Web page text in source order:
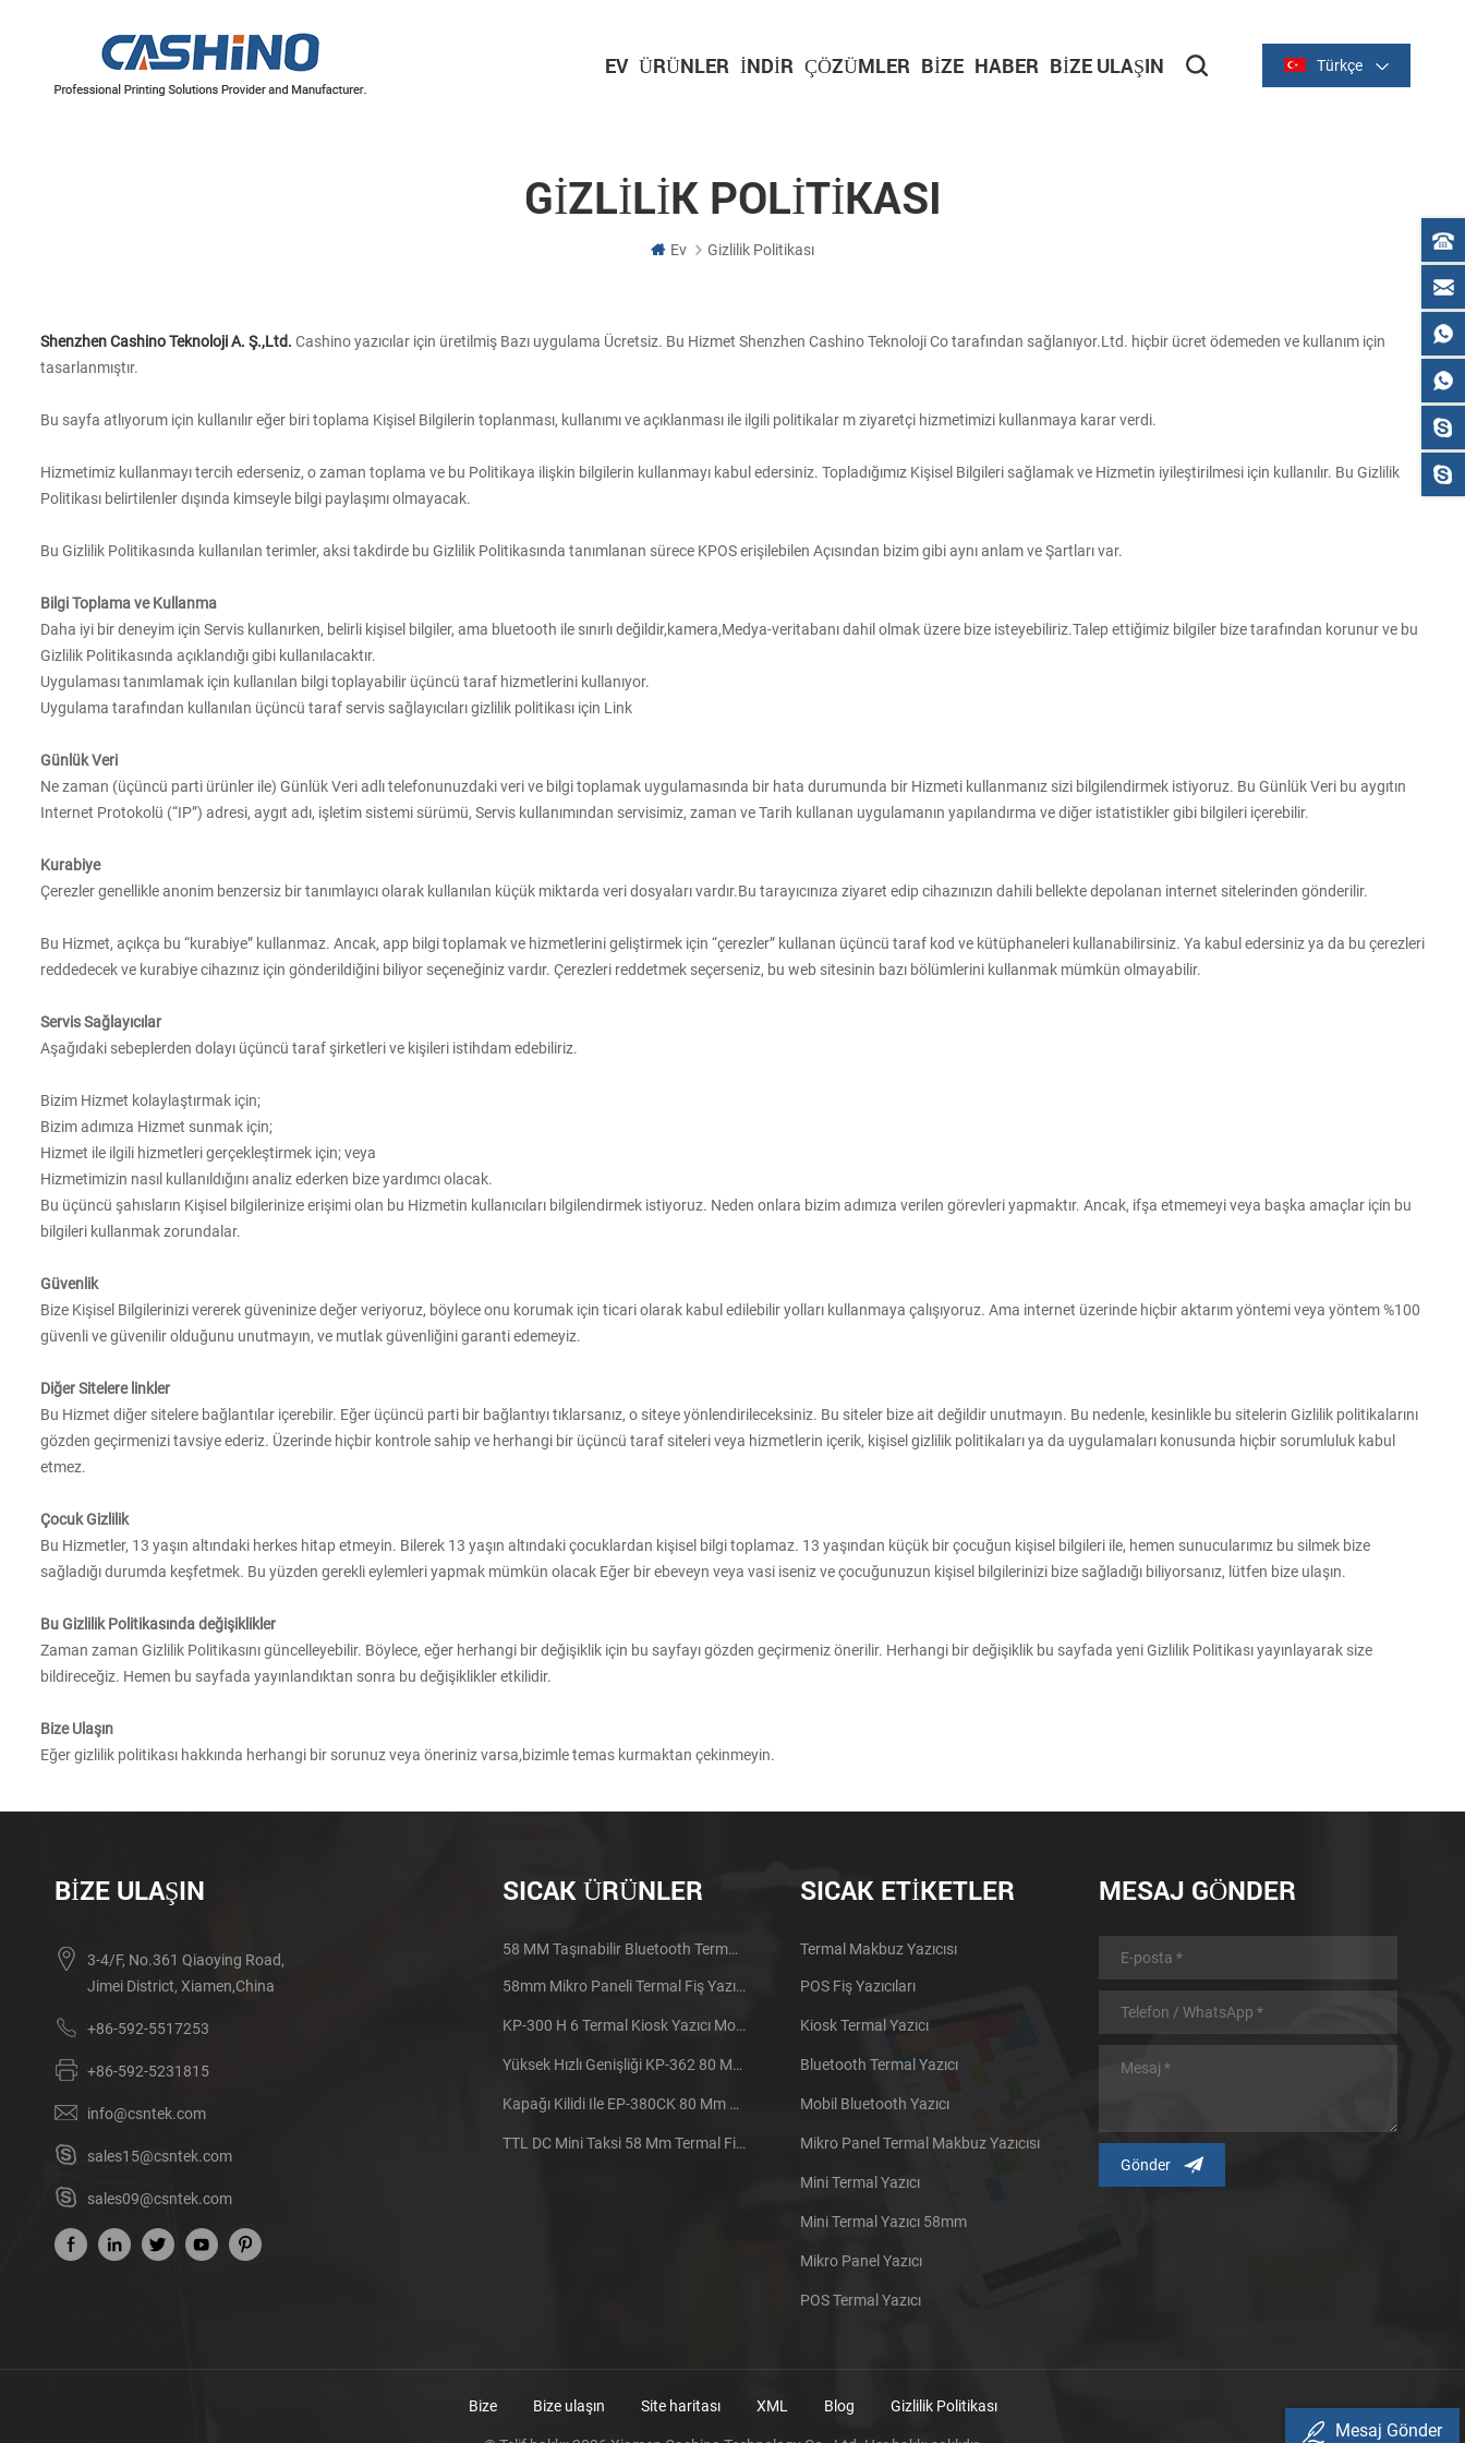
Türkçe
EV ÜRÜNLER İNDIR ÇÖZÜMLER BIZE HABER BIZE ULAŞIN
GIZLILIK POLITIKASI
Ev Gizlilik Politikası
Shenzhen Cashino Teknoloji A. Ş.,Ltd. Cashino yazıcılar için üretilmiş Bazı uygulama Ücretsiz. Bu Hizmet Shenzhen Cashino Teknoloji Co tarafından sağlanıyor.Ltd. hiçbir ücret ödemeden ve kullanım için
tasarlanmıştır.
Bu sayfa atlıyorum için kullanılıreğer biri toplama Kişisel Bilgilerin toplanması, kullanımı ve açıklanması ile ilgili politikalar m ziyaretçi hizmetimizi kullanmaya karar verdi.
Hizmetimiz kullanmayı tercih ederseniz, o zaman toplama ve bu Politikaya ilişkin bilgilerin kullanmayı kabul edersiniz. Topladığımız Kişisel Bilgileri sağlamak ve Hizmetin iyileştirilmesi için kullanılır. Bu Gizlilik
Politikası belirtilenler dışında kimseyle bilgi paylaşımı olmayacak.
Bu Gizlilik Politikasında kullanılan terimler, aksi takdirde bu Gizlilik Politikasında tanımlanan sürece KPOS erişilebilen Açısından bizim gibi aynı anlam ve Şartları var.
Bilgi Toplama ve Kullanma
Daha iyi bir deneyim için Servis kullanırken, belirli kişisel bilgiler, ama bluetooth ile sınırlı değildir,kamera,Medya-veritabanı dahil olmak üzere bize isteyebiliriz.Talep ettiğimiz bilgiler bize tarafından korunur ve bu
Gizlilik Politikasında açıklandığı gibi kullanılacaktır.
Uygulaması tanımlamak için kullanılan bilgi toplayabilir üçüncü taraf hizmetlerini kullanıyor.
Uygulama tarafından kullanılan üçüncü taraf servis sağlayıcıları gizlilik politikası için Link
Günlük Veri
Ne zaman (üçüncü parti ürünler ile) Günlük Veri adlı telefonunuzdaki veri ve bilgi toplamak uygulamasında bir hata durumunda bir Hizmeti kullanmanız sizi bilgilendirmek istiyoruz. Bu Günlük Veri bu aygıtın
Internet Protokolü (“IP”) adresi, aygıt adı, işletim sistemi sürümü, Servis kullanımından servisimiz, zaman ve Tarih kullanan uygulamanın yapılandırma ve diğer istatistikler gibi bilgileri içerebilir.
Kurabiye
Çerezler genellikle anonim benzersiz bir tanımlayıcı olarak kullanılan küçük miktarda veri dosyaları vardır.Bu tarayıcınıza ziyaret edip cihazınızın dahili bellekte depolanan internet sitelerinden gönderilir.
Bu Hizmet, açıkça bu “kurabiye” kullanmaz. Ancak, app bilgi toplamak ve hizmetlerini geliştirmek için “çerezler” kullanan üçüncü taraf kod ve kütüphaneleri kullanabilirsiniz. Ya kabul edersiniz ya da bu çerezleri
reddedecek ve kurabiye cihazınız için gönderildiğini biliyor seçeneğiniz vardır. Çerezleri reddetmek seçerseniz, bu web sitesinin bazı bölümlerini kullanmak mümkün olmayabilir.
Servis Sağlayıcılar
Aşağıdaki sebeplerden dolayı üçüncü taraf şirketleri ve kişileri istihdam edebiliriz.
Bizim Hizmet kolaylaştırmak için;
Bizim adımıza Hizmet sunmak için;
Hizmet ile ilgili hizmetleri gerçekleştirmek için; veya
Hizmetimizin nasıl kullanıldığını analiz ederken bize yardımcı olacak.
Bu üçüncü şahısların Kişisel bilgilerinize erişimi olan bu Hizmetin kullanıcıları bilgilendirmek istiyoruz. Neden onlara bizim adımıza verilen görevleri yapmaktır. Ancak, ifşa etmemeyi veya başka amaçlar için bu
bilgileri kullanmak zorundalar.
Güvenlik
Bize Kişisel Bilgilerinizi vererek güveninize değer veriyoruz, böylece onu korumak için ticari olarak kabul edilebilir yolları kullanmaya çalışıyoruz. Ama internet üzerinde hiçbir aktarım yöntemi veya yöntem %100
güvenli ve güvenilir olduğunu unutmayın, ve mutlak güvenliğini garanti edemeyiz.
Diğer Sitelere linkler
Bu Hizmet diğer sitelere bağlantılar içerebilir. Eğer üçüncü parti bir bağlantıyı tıklarsanız, o siteye yönlendirileceksiniz. Bu siteler bize ait değildir unutmayın. Bu nedenle, kesinlikle bu sitelerin Gizlilik politikalarını
gözden geçirmenizi tavsiye ederiz. Üzerinde hiçbir kontrole sahip ve herhangi bir üçüncü taraf siteleri veya hizmetlerin içerik, kişisel gizlilik politikaları ya da uygulamaları konusunda hiçbir sorumluluk kabul
etmez.
Çocuk Gizlilik
Bu Hizmetler, 13 yaşın altındaki herkes hitap etmeyin. Bilerek 13 yaşın altındaki çocuklardan kişisel bilgi toplamaz. 13 yaşından küçük bir çocuğun kişisel bilgileri ile, hemen sunucularımız bu silmek bize
sağladığı durumda keşfetmek. Bu yüzden gerekli eylemleri yapmak mümkün olacak Eğer bir ebeveyn veya vasi iseniz ve çocuğunuzun kişisel bilgilerinizi bize sağladığı biliyorsanız, lütfen bize ulaşın.
Bu Gizlilik Politikasında değişiklikler
Zaman zaman Gizlilik Politikasını güncelleyebilir. Böylece, eğer herhangi bir değişiklik için bu sayfayı gözden geçirmeniz önerilir. Herhangi bir değişiklik bu sayfada yeni Gizlilik Politikası yayınlayarak size
bildireceğiz. Hemen bu sayfada yayınlandıktan sonra bu değişiklikler etkilidir.
Bize Ulaşın
Eğer gizlilik politikası hakkında herhangi bir sorunuz veya öneriniz varsa,bizimle temas kurmaktan çekinmeyin.
BIZE ULAŞIN
3-4/F, No.361 Qiaoying Road,
Jimei District, Xiamen,China
+86-592-5517253
+86-592-5231815
info@csntek.com
sales15@csntek.com
sales09@csntek.com
SICAK ÜRÜNLER
58 MM Taşınabilir Bluetooth Termal Yazıcı PTP-II
58mm Mikro Paneli Termal Fiş Yazıcı CSN-A1
KP-300 H 6 Termal Kiosk Yazıcı Modülü
Yüksek Hızlı Genişliği KP-362 80 Mm Termal Yazıcı Kiosk
Kapağı Kilidi Ile EP-380CK 80 Mm Termal Yazıcı
TTL DC Mini Taksi 58 Mm Termal Fiş Yazıcı Gömülü
SICAK ETIKETLER
Termal Makbuz Yazıcısı
POS Fiş Yazıcıları
Kiosk Termal Yazıcı
Bluetooth Termal Yazıcı
Mobil Bluetooth Yazıcı
Mikro Panel Termal Makbuz Yazıcısı
Mini Termal Yazıcı
Mini Termal Yazıcı 58mm
Mikro Panel Yazıcı
POS Termal Yazıcı
MESAJ GÖNDER
Bize Bize ulaşın Site haritası XML Blog Gizlilik Politikası
Mesaj Gönder